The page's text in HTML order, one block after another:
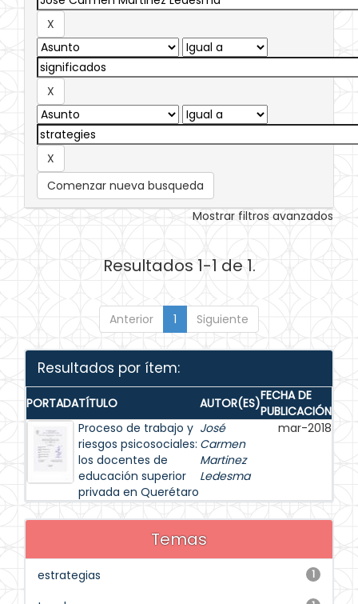
Comenzar nueva busqueda
Mostrar filtros avanzados
Resultados 1-1 de 1.
Anterior 1 Siguiente
Resultados por ítem:
PORTADATÍTULO AUTOR(ES)FECHA DE
PUBLICACIÓN
Proceso de trabajo y
riesgos psicosociales:
los docentes de
educación superior
privada en Querétaro
José
Carmen
Martinez
Ledesma
mar-2018
Temas
1
estrategias